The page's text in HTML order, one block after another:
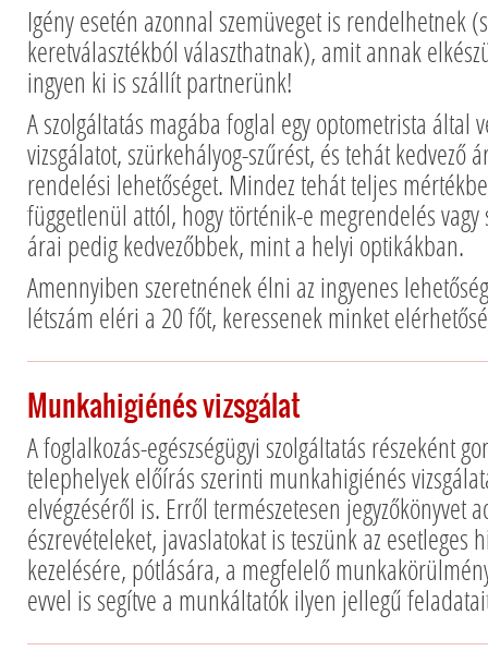
Igény esetén azonnal szemüveget is rendelhetnek
keretválasztékból választhatnak), amit annak
ingyen ki is szállít partnerünk!
A szolgáltatás magába foglal egy optometrista által
vizsgálatot, szürkehályog-szűrést, és tehát kedvező
rendelési lehetőséget. Mindez tehát teljes
függetlenül attól, hogy történik-e megrendelés vagy
árai pedig kedvezőbbek, mint a helyi optikákban.
Amennyiben szeretnének élni az ingyenes
létszám eléri a 20 főt, keressenek minket
Munkahigiénés vizsgálat
A foglalkozás-egészségügyi szolgáltatás részeként
telephelyek előírás szerinti munkahigiénés
elvégzéséről is. Erről természetesen jegyzőkönyvet
észrevételeket, javaslatokat is teszünk az esetleges
kezelésére, pótlására, a megfelelő
evvel is segítve a munkáltatók ilyen jellegű